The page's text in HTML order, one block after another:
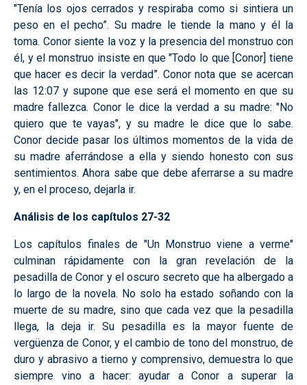
"Tenía los ojos cerrados y respiraba como si sintiera un
peso en el pecho”. Su madre le tiende la mano y él la
toma. Conor siente la voz y la presencia del monstruo con
él, y el monstruo insiste en que "Todo lo que [Conor] tiene
que hacer es decir la verdad”. Conor nota que se acercan
las 12:07 y supone que ese será el momento en que su
madre fallezca. Conor le dice la verdad a su madre: "No
quiero que te vayas", y su madre le dice que lo sabe.
Conor decide pasar los últimos momentos de la vida de
su madre aferrándose a ella y siendo honesto con sus
sentimientos. Ahora sabe que debe aferrarse a su madre
y, en el proceso, dejarla ir.
Análisis de los capítulos 27-32
Los capítulos finales de "Un Monstruo viene a verme"
culminan rápidamente con la gran revelación de la
pesadilla de Conor y el oscuro secreto que ha albergado a
lo largo de la novela. No solo ha estado soñando con la
muerte de su madre, sino que cada vez que la pesadilla
llega, la deja ir. Su pesadilla es la mayor fuente de
vergüenza de Conor, y el cambio de tono del monstruo, de
duro y abrasivo a tierno y comprensivo, demuestra lo que
siempre vino a hacer: ayudar a Conor a superar la